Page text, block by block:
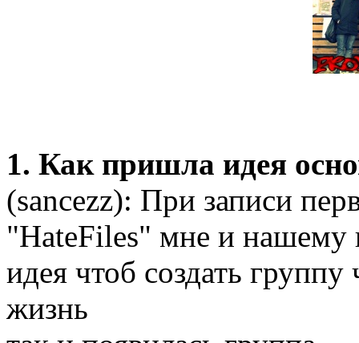
1. Как пришла идея
(sancezz): При записи
"HateFiles" мне и
идея чтоб создать группу
жизнь